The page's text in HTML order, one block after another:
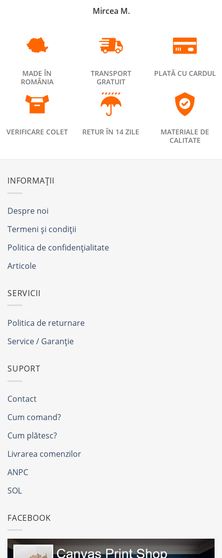
Mircea M.
MADE ÎN
ROMÂNIA
TRANSPORT
GRATUIT
PLATĂ CU CARDUL
VERIFICARE COLET RETUR ÎN 14 ZILE
MATERIALE DE
CALITATE
INFORMAȚII
Despre noi
Termeni și condiții
Politica de confidențialitate
Articole
SERVICII
Politica de returnare
Service / Garanție
SUPORT
Contact
Cum comand?
Cum plătesc?
Livrarea comenzilor
ANPC
SOL
FACEBOOK